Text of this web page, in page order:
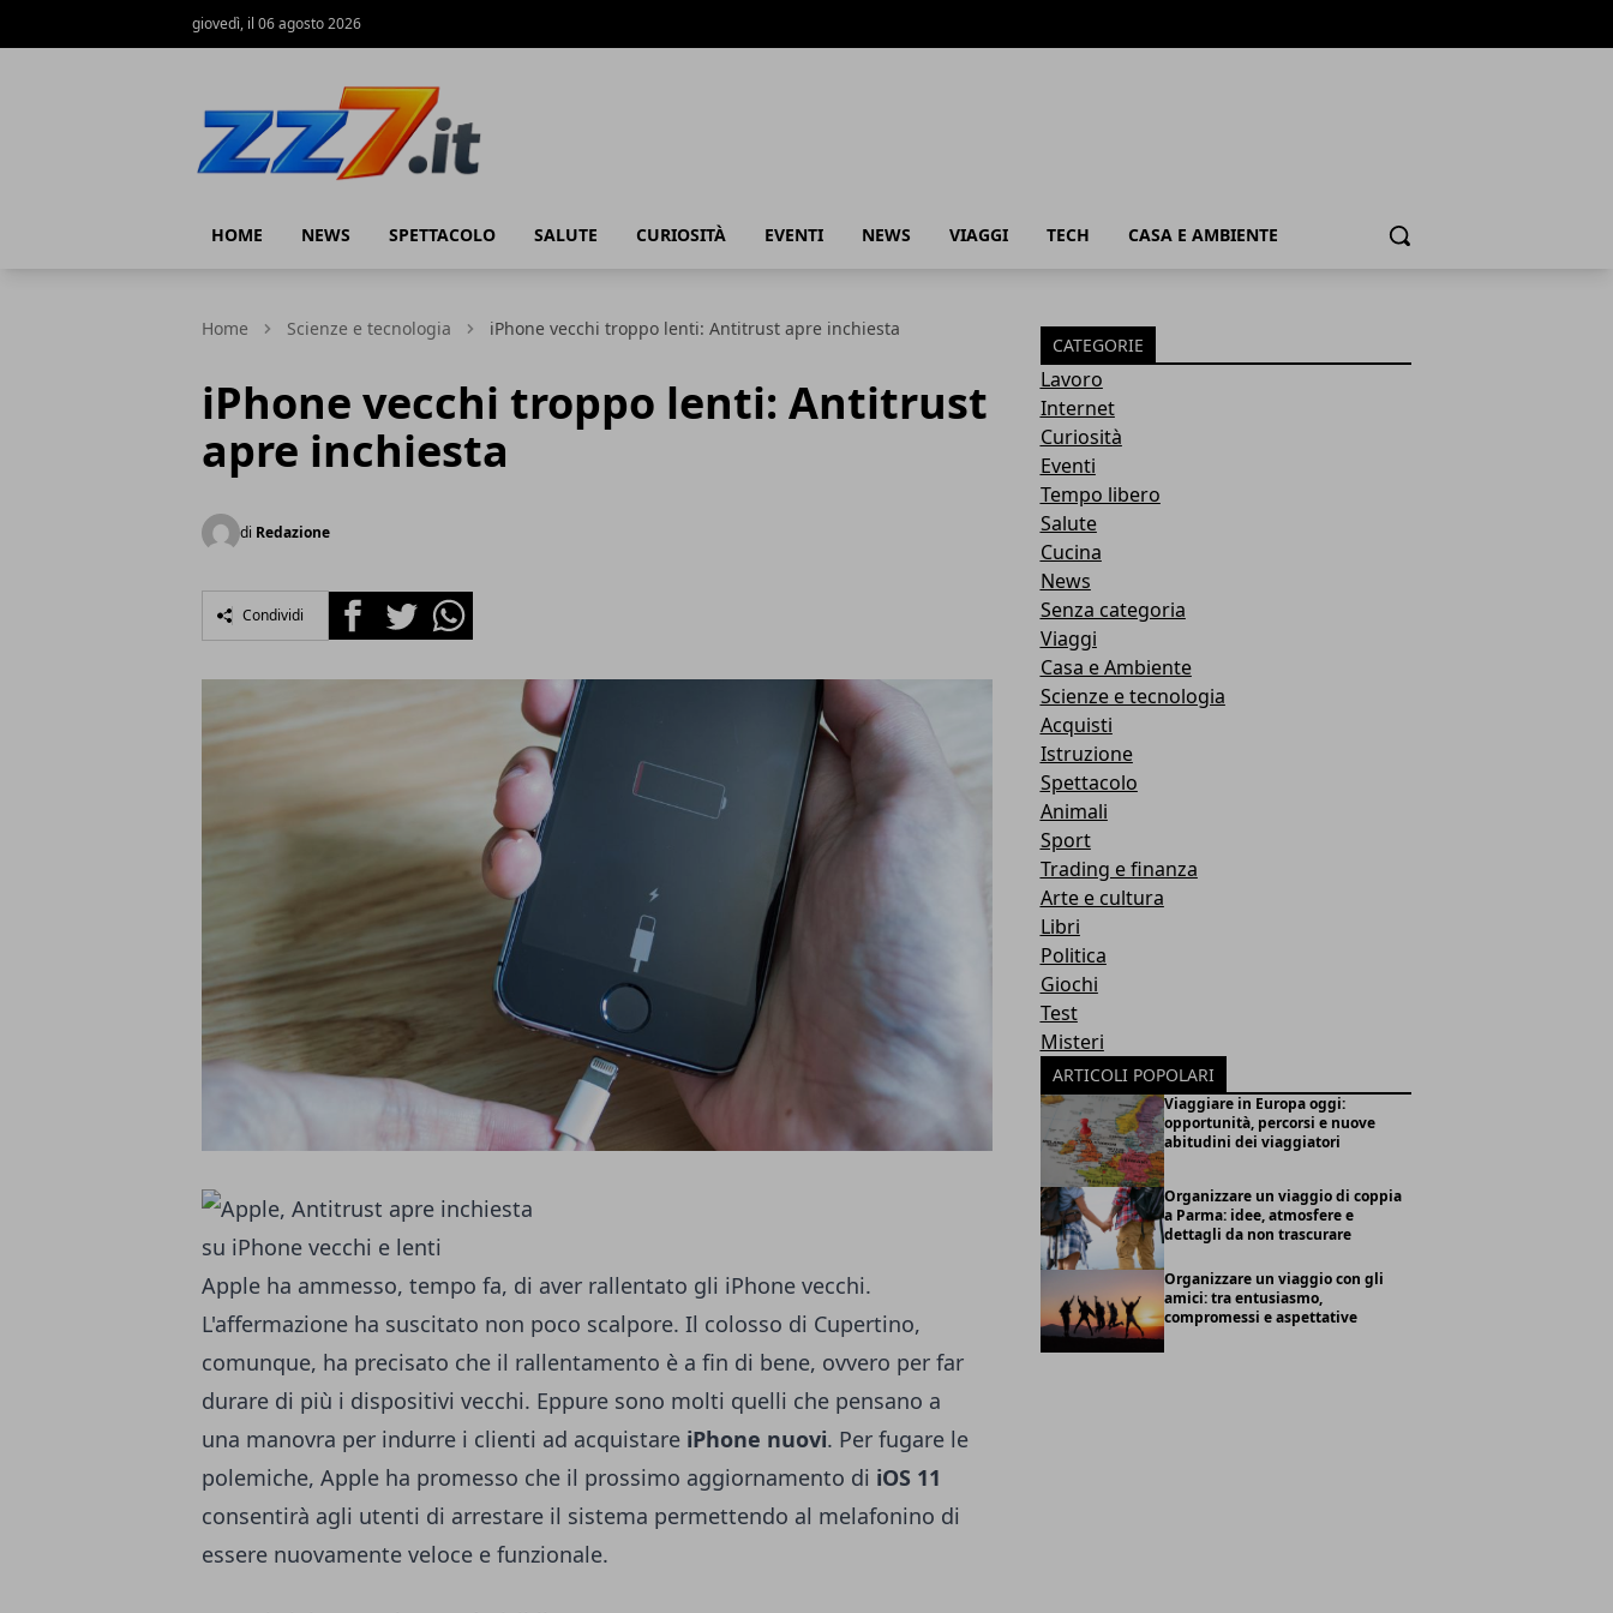
giovedì, il 06 agosto 2026
HOME NEWS SPETTACOLO SALUTE CURIOSITÀ EVENTI NEWS VIAGGI TECH CASA E AMBIENTE Cerca
Home Scienze e tecnologia iPhone vecchi troppo lenti: Antitrust apre inchiesta
iPhone vecchi troppo lenti: Antitrust
apre inchiesta
di Redazione
Condividi FacebookTwitterWhatsapp
Apple ha ammesso, tempo fa, di aver rallentato gli iPhone vecchi.
L'affermazione ha suscitato non poco scalpore. Il colosso di Cupertino,
comunque, ha precisato che il rallentamento è a fin di bene, ovvero per far
durare di più i dispositivi vecchi. Eppure sono molti quelli che pensano a
una manovra per indurre i clienti ad acquistare iPhone nuovi. Per fugare le
polemiche, Apple ha promesso che il prossimo aggiornamento di iOS 11
consentirà agli utenti di arrestare il sistema permettendo al melafonino di
essere nuovamente veloce e funzionale.
CATEGORIE
Lavoro
Internet
Curiosità
Eventi
Tempo libero
Salute
Cucina
News
Senza categoria
Viaggi
Casa e Ambiente
Scienze e tecnologia
Acquisti
Istruzione
Spettacolo
Animali
Sport
Trading e finanza
Arte e cultura
Libri
Politica
Giochi
Test
Misteri
ARTICOLI POPOLARI
Viaggiare in Europa oggi:
opportunità, percorsi e nuove
abitudini dei viaggiatori
Organizzare un viaggio di coppia
a Parma: idee, atmosfere e
dettagli da non trascurare
Organizzare un viaggio con gli
amici: tra entusiasmo,
compromessi e aspettative